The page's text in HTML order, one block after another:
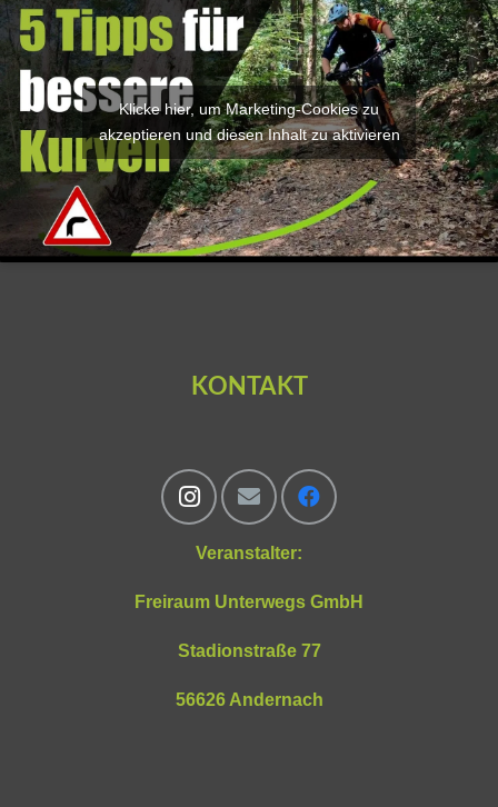
Klicke hier, um Marketing-Cookies zu
akzeptieren und diesen Inhalt zu aktivieren
KONTAKT
Veranstalter:
Freiraum Unterwegs GmbH
Stadionstraße 77
56626 Andernach